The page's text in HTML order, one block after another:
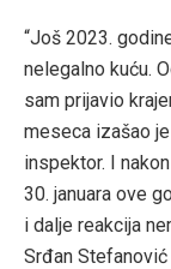
“Još 2023.
nelegalno kuću.
sam prijavio
meseca izašao
inspektor. I
30. januara ove
i dalje reakcija
Srđan